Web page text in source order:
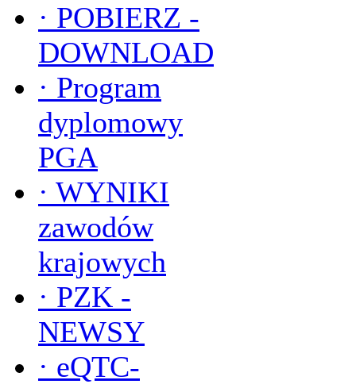
· POBIERZ -
DOWNLOAD
· Program
dyplomowy
PGA
· WYNIKI
zawodów
krajowych
· PZK -
NEWSY
· eQTC-